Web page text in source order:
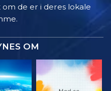
de er i deres lokale
OM